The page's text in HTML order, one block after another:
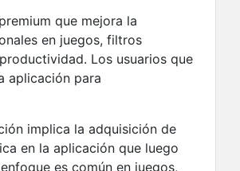
que mejora la
en juegos, filtros
Los usuarios que
aplicación para
implica la adquisición de
en la aplicación que luego
es común en juegos,